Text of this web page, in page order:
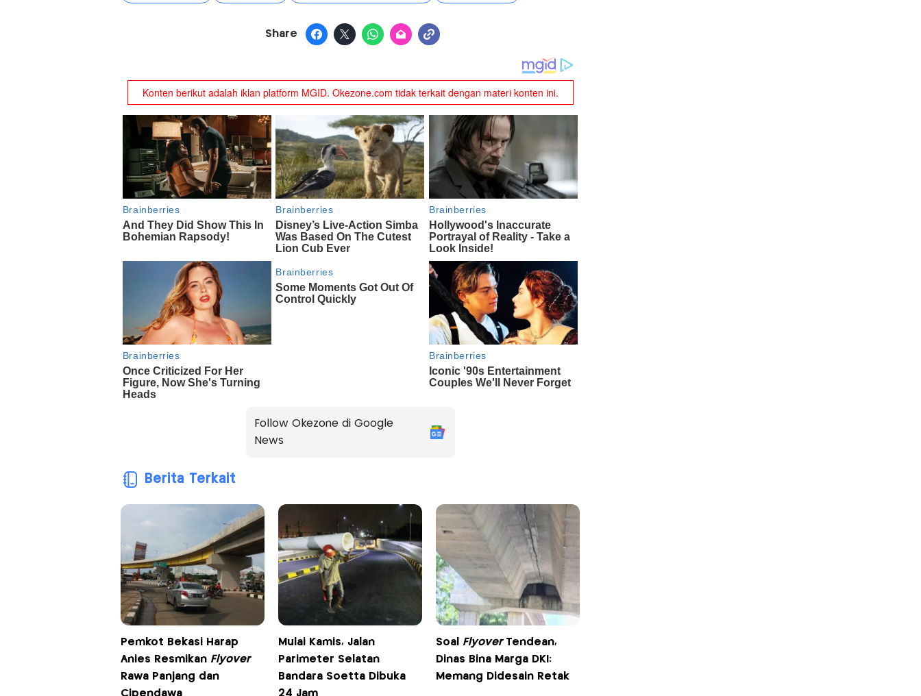
Share
Follow Okezone di Google
News
Berita Terkait
Pemkot Bekasi Harap
Anies Resmikan Flyover
Rawa Panjang dan
Cipendawa
Mulai Kamis, Jalan
Parimeter Selatan
Bandara Soetta Dibuka
24 Jam
Soal FlyoverTendean,
Dinas Bina Marga DKI:
Memang Didesain Retak